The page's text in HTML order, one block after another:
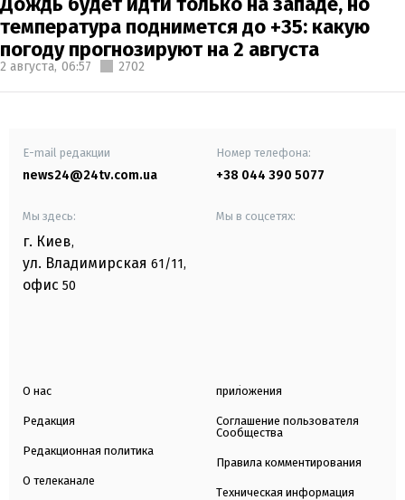
температура поднимется до +35: какую
погоду прогнозируют на 2 августа
2 августа, 06:57 2702
E-mail редакции
news24@24tv.com.ua
Номер телефона:
+38 044 390 5077
Мы здесь:
г. Киев,
ул. Владимирская 61/11,
офис 50
Мы в соцсетях:
О нас
Редакция
Редакционная политика
О телеканале
приложения
Соглашение пользователя
Сообщества
Правила комментирования
Техническая информация